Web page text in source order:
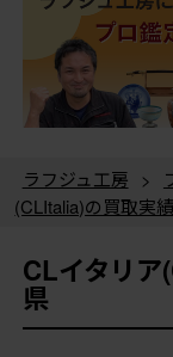
ラフジュ工房 >
(CLItalia)の買取実績
CLイタリ
県